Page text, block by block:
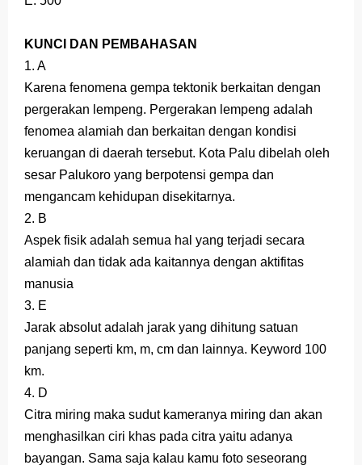
KUNCI DAN PEMBAHASAN
1. A
Karena fenomena gempa tektonik berkaitan dengan
pergerakan lempeng. Pergerakan lempeng adalah
fenomea alamiah dan berkaitan dengan kondisi
keruangan di daerah tersebut. Kota Palu dibelah oleh
sesar Palukoro yang berpotensi gempa dan
mengancam kehidupan disekitarnya.
2. B
Aspek fisik adalah semua hal yang terjadi secara
alamiah dan tidak ada kaitannya dengan aktifitas
manusia
3. E
Jarak absolut adalah jarak yang dihitung satuan
panjang seperti km, m, cm dan lainnya. Keyword 100
km.
4. D
Citra miring maka sudut kameranya miring dan akan
menghasilkan ciri khas pada citra yaitu adanya
bayangan. Sama saja kalau kamu foto seseorang